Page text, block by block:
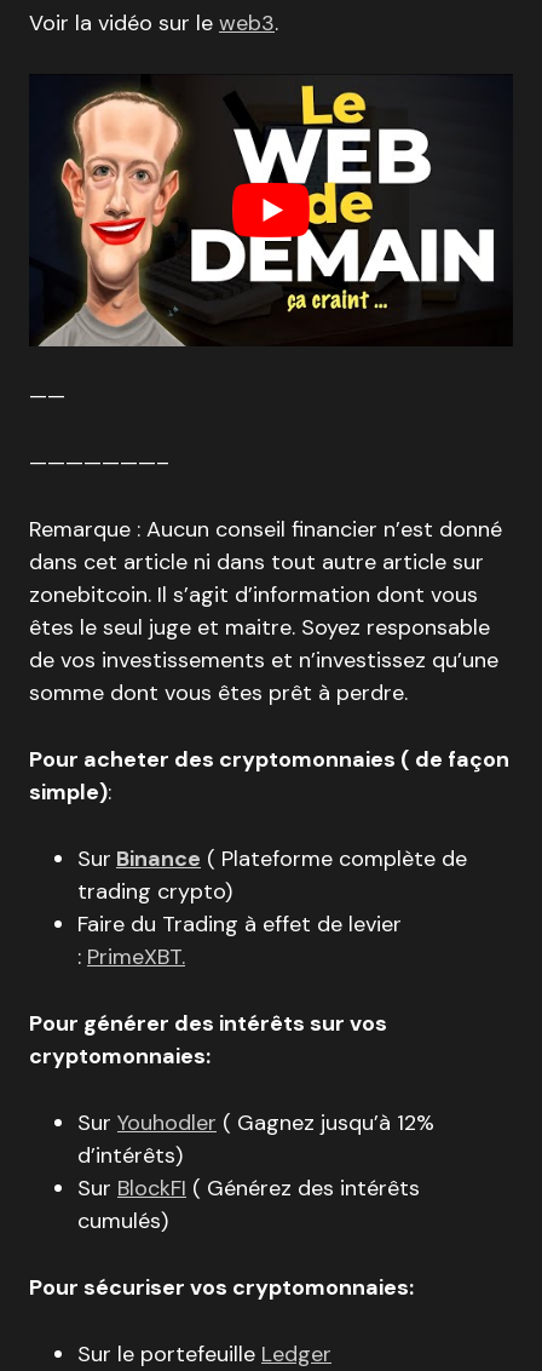
Voir la vidéo sur le web3.
——
———————–
Remarque : Aucun conseil financier n’est donné
dans cet article ni dans tout autre article sur
zonebitcoin. Il s’agit d’information dont vous
êtes le seul juge et maitre. Soyez responsable
de vos investissements et n’investissez qu’une
somme dont vous êtes prêt à perdre.
Pour acheter des cryptomonnaies ( de façon
simple):
Sur Binance ( Plateforme complète de
trading crypto)
Faire du Trading à effet de levier
: PrimeXBT.
Pour générer des intérêts sur vos
cryptomonnaies:
Sur Youhodler ( Gagnez jusqu’à 12%
d’intérêts)
Sur BlockFI ( Générez des intérêts
cumulés)
Pour sécuriser vos cryptomonnaies:
Sur le portefeuille Ledger